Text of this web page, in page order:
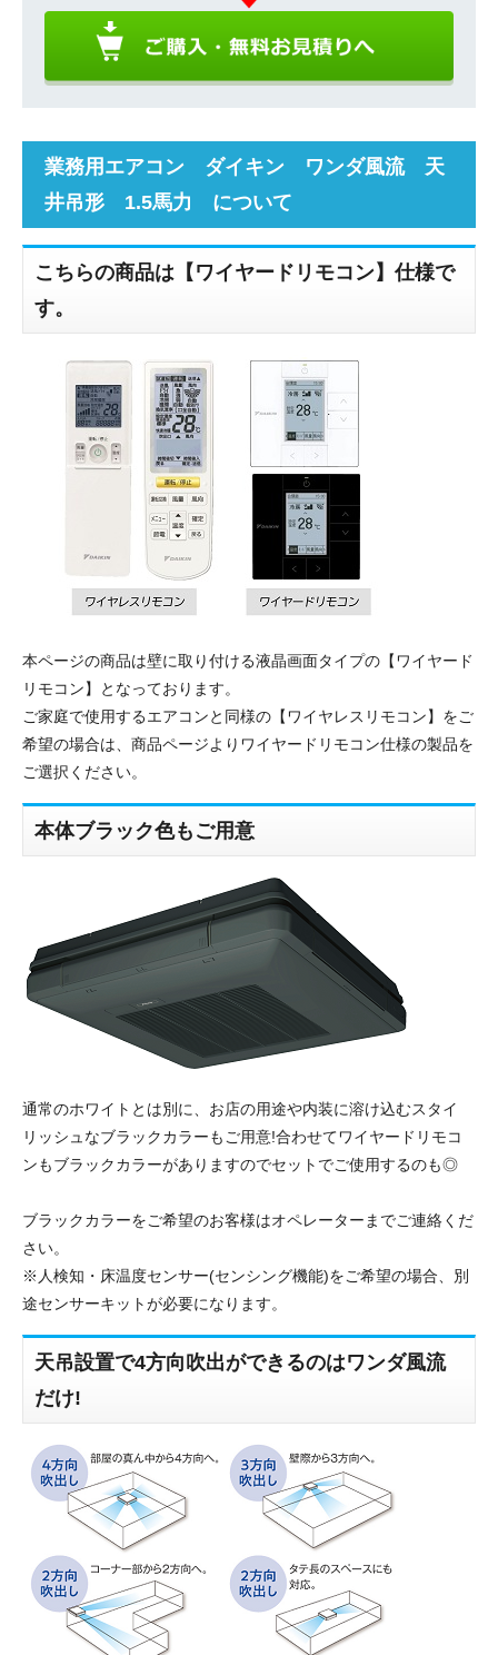
業務用エアコン ダイキン ワンダ風流 天
井吊形 1.5馬力 について
こちらの商品は【ワイヤードリモコン】仕様で
す。
本ページの商品は壁に取り付ける液晶画面タイプの【ワイヤード
リモコン】となっております。
ご家庭で使用するエアコンと同様の【ワイヤレスリモコン】をご
希望の場合は、商品ページよりワイヤードリモコン仕様の製品を
ご選択ください。
本体ブラック色もご用意
通常のホワイトとは別に、お店の用途や内装に溶け込むスタイ
リッシュなブラックカラーもご用意!合わせてワイヤードリモコ
ンもブラックカラーがありますのでセットでご使用するのも◎
ブラックカラーをご希望のお客様はオペレーターまでご連絡くだ
さい。
※人検知・床温度センサー(センシング機能)をご希望の場合、別
途センサーキットが必要になります。
天吊設置で4方向吹出ができるのはワンダ風流
だけ!